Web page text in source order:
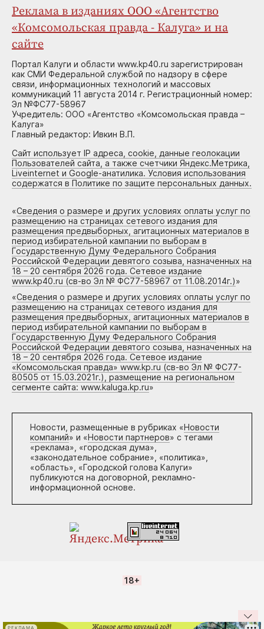
Реклама в изданиях ООО «Агентство
«Комсомольская правда - Калуга» и на
сайте
Портал Калуги и области www.kp40.ru зарегистрирован
как СМИ Федеральной службой по надзору в сфере
связи, информационных технологий и массовых
коммуникаций 11 августа 2014 г. Регистрационный номер:
Эл №ФС77-58967
Учредитель: ООО «Агентство «Комсомольская правда –
Калуга»
Главный редактор: Ивкин В.П.
Сайт использует IP адреса, cookie, данные геолокации
Пользователей сайта, а также счетчики Яндекс.Метрика,
Liveinternet и Google-анатилика. Условия использования
содержатся в Политике по защите персональных данных.
«Сведения о размере и других условиях оплаты услуг по
размещению на страницах сетевого издания для
размещения предвыборных, агитационных материалов в
период избирательной кампании по выборам в
Государственную Думу Федерального Собрания
Российской Федерации девятого созыва, назначенных на
18 – 20 сентября 2026 года. Сетевое издание
www.kp40.ru (св-во Эл № ФС77-58967 от 11.08.2014г.)»
«Сведения о размере и других условиях оплаты услуг по
размещению на страницах сетевого издания для
размещения предвыборных, агитационных материалов в
период избирательной кампании по выборам в
Государственную Думу Федерального Собрания
Российской Федерации девятого созыва, назначенных на
18 – 20 сентября 2026 года. Сетевое издание
«Комсомольская правда» www.kp.ru (св-во Эл № ФС77-
80505 от 15.03.2021г.), размещение на региональном
сегменте сайта: www.kaluga.kp.ru»
Новости, размещенные в рубриках «Новости
компаний» и «Новости партнеров» с тегами
«реклама», «городская дума»,
«законодательное собрание», «политика»,
«область», «Городской голова Калуги»
публикуются на договорной, рекламно-
информационной основе.
18+